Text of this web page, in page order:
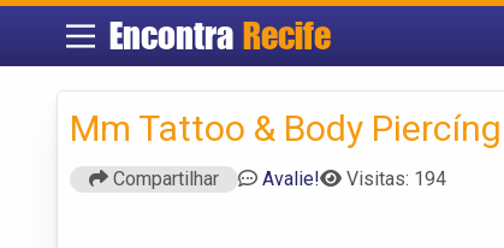
Encontra Recife
Mm Tattoo & Body Piercíng
Compartilhar Avalie! Visitas: 194